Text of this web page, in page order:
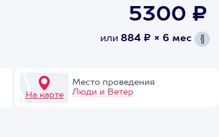
5300 ₽
или 884 ₽ × 6 мес
На карте
Место проведения
Люди и Ветер